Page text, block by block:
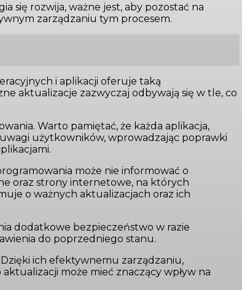
się rozwija, ważne jest, aby pozostać na
zarządzaniu tym procesem.
i aplikacji oferuje taką
aktualizacje zazwyczaj odbywają się w tle, co
Warto pamiętać, że każda aplikacja,
użytkowników, wprowadzając poprawki
może nie informować o
oraz strony internetowe, na których
o ważnych aktualizacjach oraz ich
dodatkowe bezpieczeństwo w razie
do poprzedniego stanu.
ich efektywnemu zarządzaniu,
może mieć znaczący wpływ na